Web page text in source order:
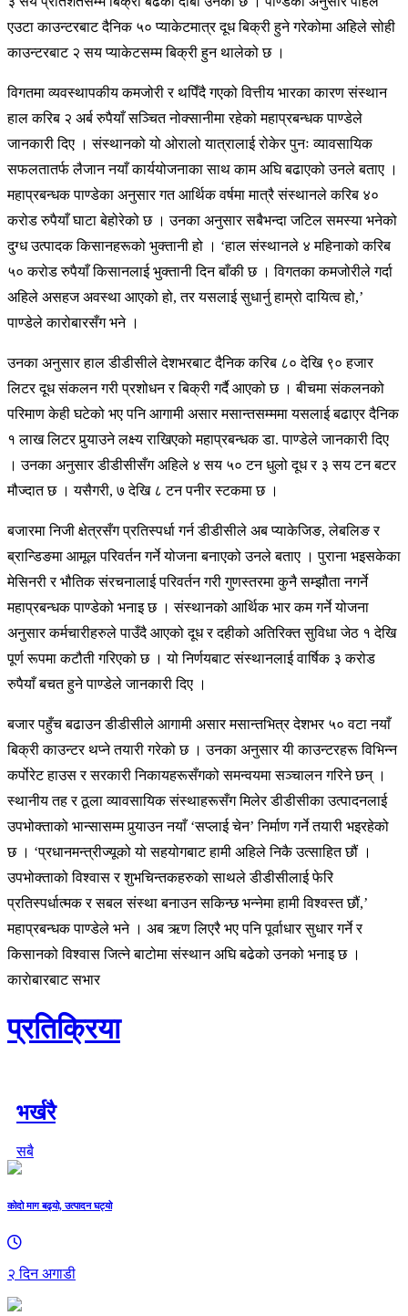
एउटा काउन्टरबाट दैनिक ५० प्याकेटमात्र दूध बिक्री हुने गरेकोमा अहिले सोही
काउन्टरबाट २ सय प्याकेटसम्म बिक्री हुन थालेको छ ।
विगतमा व्यवस्थापकीय कमजोरी र थपिँदै गएको वित्तीय भारका कारण संस्थान
हाल करिब २ अर्ब रुपैयाँ सञ्चित नोक्सानीमा रहेको महाप्रबन्धक पाण्डेले
जानकारी दिए । संस्थानको यो ओरालो यात्रालाई रोकेर पुनः व्यावसायिक
सफलतातर्फ लैजान नयाँ कार्ययोजनाका साथ काम अघि बढाएको उनले बताए ।
महाप्रबन्धक पाण्डेका अनुसार गत आर्थिक वर्षमा मात्रै संस्थानले करिब ४०
करोड रुपैयाँ घाटा बेहोरेको छ । उनका अनुसार सबैभन्दा जटिल समस्या भनेको
दुग्ध उत्पादक किसानहरूको भुक्तानी हो । ‘हाल संस्थानले ४ महिनाको करिब
५० करोड रुपैयाँ किसानलाई भुक्तानी दिन बाँकी छ । विगतका कमजोरीले गर्दा
अहिले असहज अवस्था आएको हो, तर यसलाई सुधार्नु हाम्रो दायित्व हो,’
पाण्डेले कारोबारसँग भने ।
उनका अनुसार हाल डीडीसीले देशभरबाट दैनिक करिब ८० देखि ९० हजार
लिटर दूध संकलन गरी प्रशोधन र बिक्री गर्दै आएको छ । बीचमा संकलनको
परिमाण केही घटेको भए पनि आगामी असार मसान्तसम्ममा यसलाई बढाएर दैनिक
१ लाख लिटर पुर्‍याउने लक्ष्य राखिएको महाप्रबन्धक डा. पाण्डेले जानकारी दिए
। उनका अनुसार डीडीसीसँग अहिले ४ सय ५० टन धुलो दूध र ३ सय टन बटर
मौज्दात छ । यसैगरी, ७ देखि ८ टन पनीर स्टकमा छ ।
बजारमा निजी क्षेत्रसँग प्रतिस्पर्धा गर्न डीडीसीले अब प्याकेजिङ, लेबलिङ र
ब्रान्डिङमा आमूल परिवर्तन गर्ने योजना बनाएको उनले बताए । पुराना भइसकेका
मेसिनरी र भौतिक संरचनालाई परिवर्तन गरी गुणस्तरमा कुनै सम्झौता नगर्ने
महाप्रबन्धक पाण्डेको भनाइ छ । संस्थानको आर्थिक भार कम गर्ने योजना
अनुसार कर्मचारीहरुले पाउँदै आएको दूध र दहीको अतिरिक्त सुविधा जेठ १ देखि
पूर्ण रूपमा कटौती गरिएको छ । यो निर्णयबाट संस्थानलाई वार्षिक ३ करोड
रुपैयाँ बचत हुने पाण्डेले जानकारी दिए ।
बजार पहुँच बढाउन डीडीसीले आगामी असार मसान्तभित्र देशभर ५० वटा नयाँ
बिक्री काउन्टर थप्ने तयारी गरेको छ । उनका अनुसार यी काउन्टरहरू विभिन्न
कर्पोरेट हाउस र सरकारी निकायहरूसँगको समन्वयमा सञ्चालन गरिने छन् ।
स्थानीय तह र ठूला व्यावसायिक संस्थाहरूसँग मिलेर डीडीसीका उत्पादनलाई
उपभोक्ताको भान्सासम्म पुर्‍याउन नयाँ ‘सप्लाई चेन’ निर्माण गर्ने तयारी भइरहेको
छ । ‘प्रधानमन्त्रीज्यूको यो सहयोगबाट हामी अहिले निकै उत्साहित छौं ।
उपभोक्ताको विश्वास र शुभचिन्तकहरुको साथले डीडीसीलाई फेरि
प्रतिस्पर्धात्मक र सबल संस्था बनाउन सकिन्छ भन्नेमा हामी विश्वस्त छौं,’
महाप्रबन्धक पाण्डेले भने । अब ऋण लिएरै भए पनि पूर्वाधार सुधार गर्ने र
किसानको विश्वास जित्ने बाटोमा संस्थान अघि बढेको उनको भनाइ छ ।
काराेबारबाट सभार
प्रतिक्रिया
भर्खरै
सबै
कोदो माग बढ्यो, उत्पादन घट्यो
२ दिन अगाडी